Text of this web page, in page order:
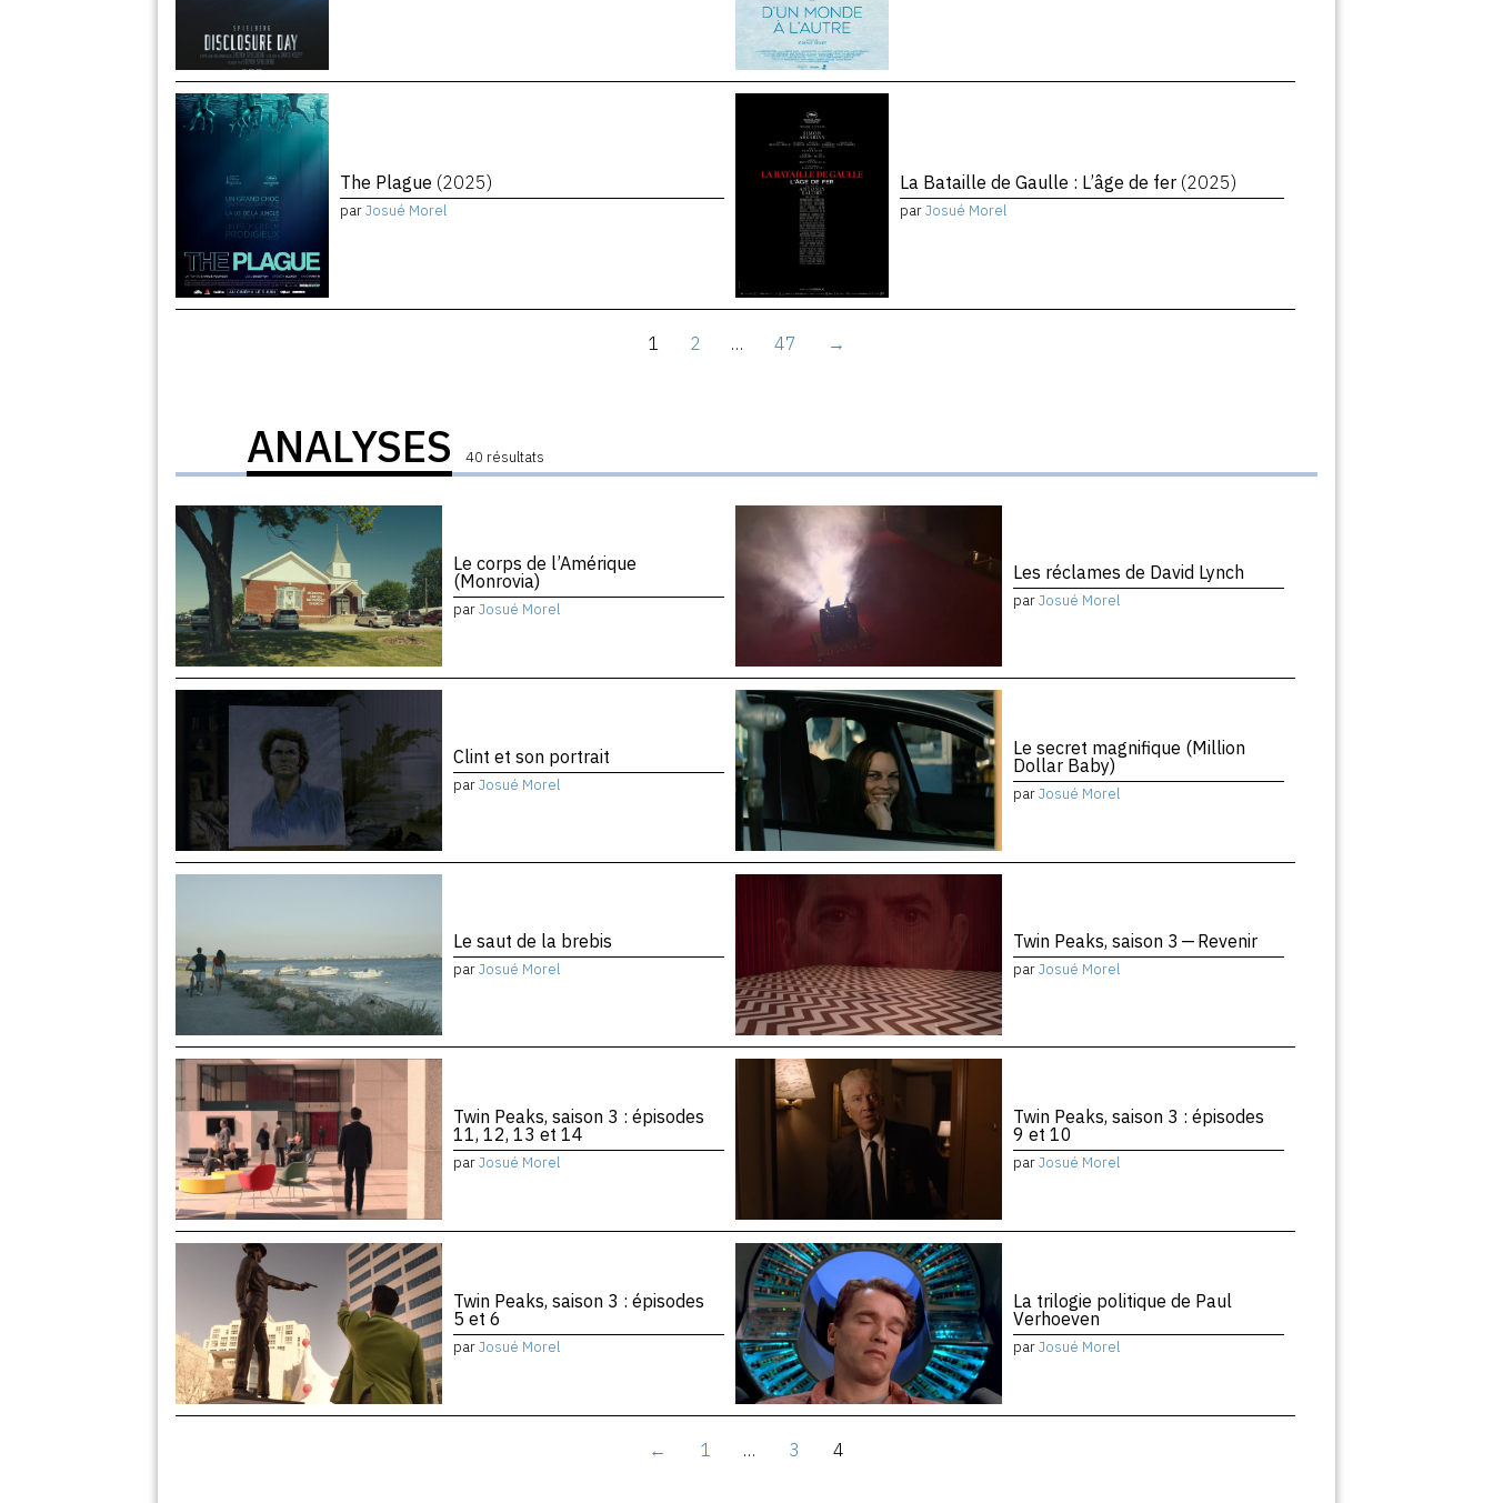
The Plague (2025)
parJosué Morel
La Bataille de Gaulle : L’âge de fer (2025)
parJosué Morel
1 2 … 47 →
ANALYSES 40 résultats
Le corps de l’Amérique
(Monrovia)
parJosué Morel
Les réclames de David Lynch
parJosué Morel
Clint et son portrait
parJosué Morel
Le secret magnifique (Million
Dollar Baby)
parJosué Morel
Le saut de la brebis
parJosué Morel
Twin Peaks, saison 3 — Revenir
parJosué Morel
Twin Peaks, saison 3 : épisodes
11, 12, 13 et 14
parJosué Morel
Twin Peaks, saison 3 : épisodes
9 et 10
parJosué Morel
Twin Peaks, saison 3 : épisodes
5 et 6
parJosué Morel
La trilogie politique de Paul
Verhoeven
parJosué Morel
← 1 … 3 4